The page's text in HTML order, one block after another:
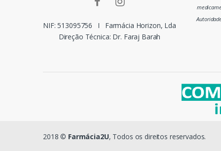
NIF: 513095756 I
Farmácia Horizon, Lda
Direção Técnica: Dr. Faraj Barah
2018 © Farmácia2U, Todos os direitos reservados.